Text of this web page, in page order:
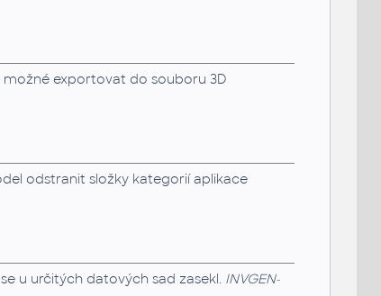
možné exportovat do souboru 3D
odstranit složky kategorií aplikace
u určitých datových sad zasekl. INVGEN-